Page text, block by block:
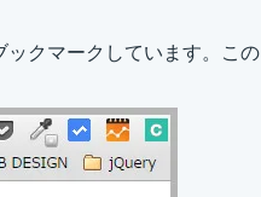
クマークしています。この